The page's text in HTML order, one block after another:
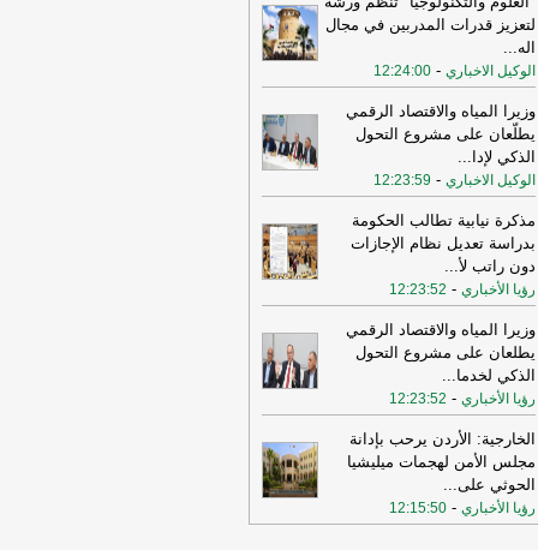
الشرق الأوسط أن يعيدوا النظر في
إلى المنطقة-
LBCI
16:21
ترامب: ضرباتنا ضد إيران
24
16:30
أمين الجامعة العربية: نحذر من
بعض الأطراف من محاولات جبانة
رقعة الصراع-لبنانون 24
16:16
الهيئة العليا للإغاثة تسلمت الدفعة
من حملة المساعدات المنظمة من
الأردنية الهاشمية وتضمّ 18 شاحنة
إرتكاز نيوز
16:45
وزير الخزانة الأميركي: لن نسمح
اتخاذ التجارة العالمية رهينة أو
الشحن الدولي لتمويل الحرس
- لبنانون 24
14:33
السعودية تعلن اعتراض مسيرات
من العراق-سكاي نيوز عربية
15:26
السفير الأميركي لدى الأمم
ترامب يمنح المحادثات مع إيران
لتعزيز قدرات المدربين في مجال
اله...
الوكيل الاخباري -
12:24:00
وزيرا المياه والاقتصاد الرقمي
يطلّعان على مشروع التحول
الذكي لإدا...
الوكيل الاخباري -
12:23:59
مذكرة نيابية تطالب الحكومة
بدراسة تعديل نظام الإجازات
دون راتب لأ...
رؤيا الأخباري -
12:23:52
وزيرا المياه والاقتصاد الرقمي
يطلعان على مشروع التحول
الذكي لخدما...
رؤيا الأخباري -
12:23:52
الخارجية: الأردن يرحب بإدانة
مجلس الأمن لهجمات ميليشيا
الحوثي على...
رؤيا الأخباري -
12:15:50